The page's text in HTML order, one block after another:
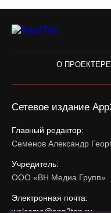
О ПРОЕКТЕ
Сетевое издание
Главный редактор:
Семенов Александр
Учредитель:
ООО «ВН Медиа Групп»
Электронная почта:
welcome@app2top.ru